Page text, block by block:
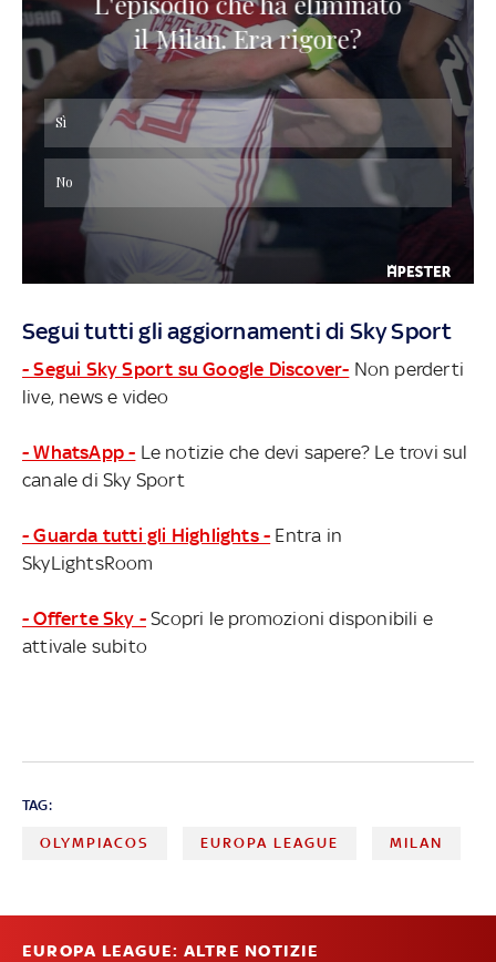
Segui tutti gli aggiornamenti di Sky Sport
- Segui Sky Sport su Google Discover- Non perderti
live, news e video
- WhatsApp - Le notizie che devi sapere? Le trovi sul
canale di Sky Sport
- Guarda tutti gli Highlights - Entra in
SkyLightsRoom
- Offerte Sky - Scopri le promozioni disponibili e
attivale subito
TAG:
OLYMPIACOS EUROPA LEAGUE MILAN
EUROPA LEAGUE: ALTRE NOTIZIE